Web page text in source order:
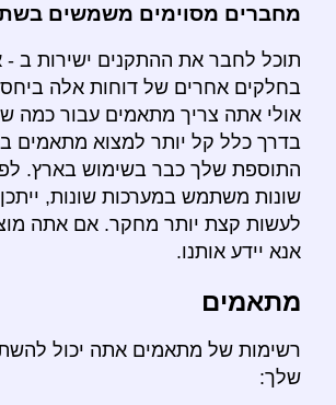
מחברים מסוימים משמשים
תוכל לחבר את ההתקנים ישירות ב -
בחלקים אחרים של דוחות אלה
אולי אתה צריך מתאמים עבור כמה
בדרך כלל קל יותר למצוא מתאמים
התוספת שלך כבר בשימוש בארץ.
שונות משתמש במערכות שונות,
לעשות קצת יותר מחקר. אם אתה
אנא יידע אותנו.
מתאמים
רשימות של מתאמים אתה יכול
שלך: